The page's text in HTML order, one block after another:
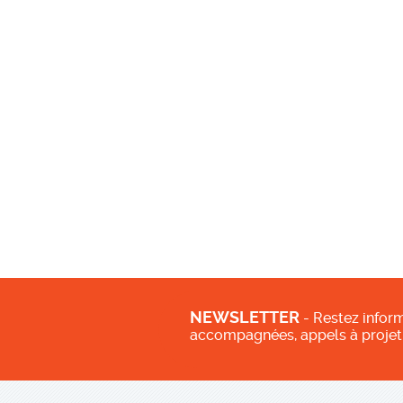
NEWSLETTER - Restez
accompagnées, appels à